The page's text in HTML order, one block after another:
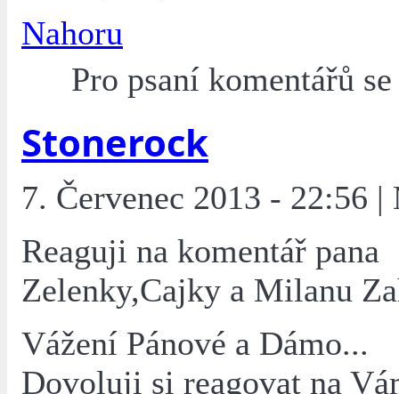
Nahoru
Pro psaní komentářů
Stonerock
7. Červenec 2013 - 22:56 |
Reaguji na komentář pana
Zelenky,Cajky a Milanu
Vážení Pánové a Dámo...
Dovoluji si reagovat na